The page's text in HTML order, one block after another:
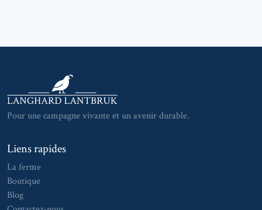
Pour une campagne vivante et un avenir durable.
Liens rapides
La ferme
Boutique
Blog